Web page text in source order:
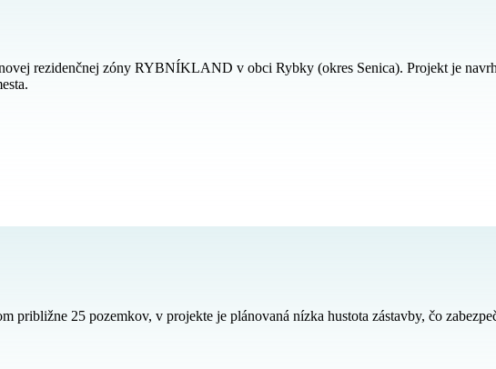
rezidenčnej zóny RYBNÍKLAND v obci Rybky (okres Senica). Projekt je
25 pozemkov, v projekte je plánovaná nízka hustota zástavby, čo